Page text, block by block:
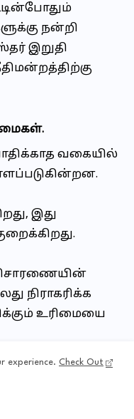
நன்றி
இறுதி
வகையில்
இது
நிராகரிக்க
உரிமையை
experience. Check Out